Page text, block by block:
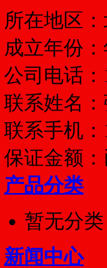
所在地区
成立年份
公司电话：
联系姓名
联系手机：
保证金额：
产品分类
暂无分类
新闻中心